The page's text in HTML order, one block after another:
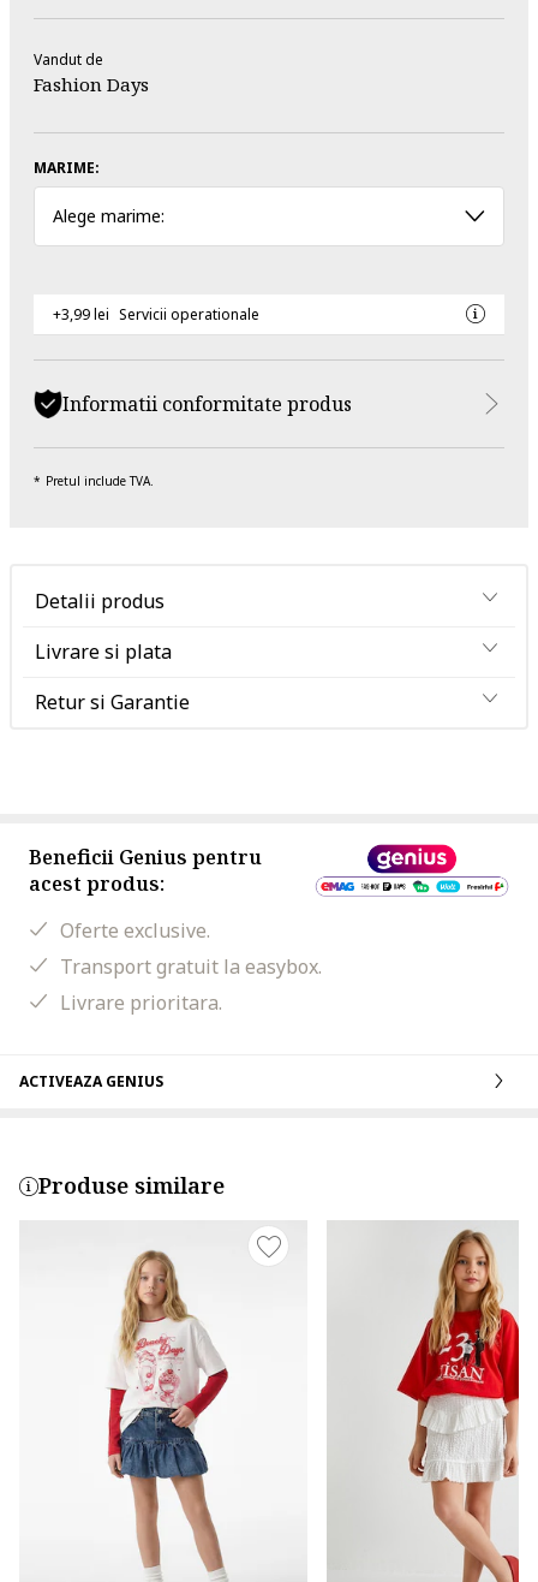
Vandut de
Fashion Days
MARIME:
Alege marime:
+3,99 lei Servicii operationale
Informatii conformitate produs
Pretul include TVA.
Detalii produs
Livrare si plata
Retur si Garantie
Beneficii Genius pentru
acest produs:
Oferte exclusive.
Transport gratuit la easybox.
Livrare prioritara.
ACTIVEAZA GENIUS
Produse similare